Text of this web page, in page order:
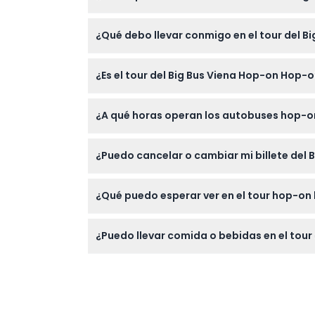
preferidos durante el proceso de pago en
¿Qué debo llevar conmigo en el tour del
espacio para guardar equipaje o bolsas
¿Es el tour del Big Bus Viena Hop-on
son accesibles para cochecitos y sillas de
¿A qué horas operan los autobuses hop-
en ambas rutas (sujeto a cambios — por
¿Puedo cancelar o cambiar mi billete del
transferencia. Asegúrate de cancelar a
¿Qué puedo esperar ver en el tour hop-
Belvedere y la Ringstraße. Guías de audio
¿Puedo llevar comida o bebidas en el tour